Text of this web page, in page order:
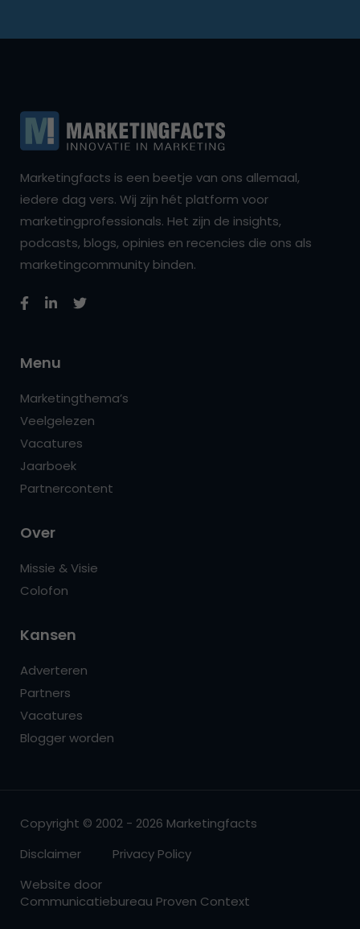
Marketingfacts is een beetje van ons allemaal,
iedere dag vers. Wij zijn hét platform voor
marketingprofessionals. Het zijn de insights,
podcasts, blogs, opinies en recencies die ons als
marketingcommunity binden.
Menu
Marketingthema’s
Veelgelezen
Vacatures
Jaarboek
Partnercontent
Over
Missie & Visie
Colofon
Kansen
Adverteren
Partners
Vacatures
Blogger worden
Copyright © 2002 - 2026 Marketingfacts
Disclaimer
Privacy Policy
Website door
Communicatiebureau Proven Context